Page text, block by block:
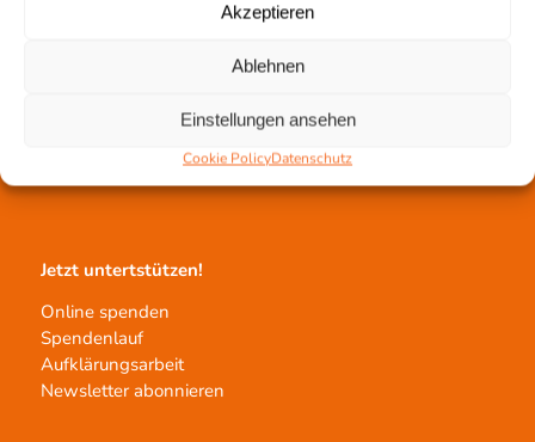
Akzeptieren
Ablehnen
Einstellungen ansehen
Cookie PolicyDatenschutz
Gewebetransplantation
Gewebeprozessierung
Transplantat bestellen
Jetzt untertstützen!
Online spenden
Spendenlauf
Aufklärungsarbeit
Newsletter abonnieren